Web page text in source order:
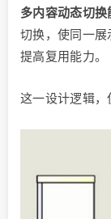
多内容动态切换
切换，使同一展
提高复用能力。
这一设计逻辑，